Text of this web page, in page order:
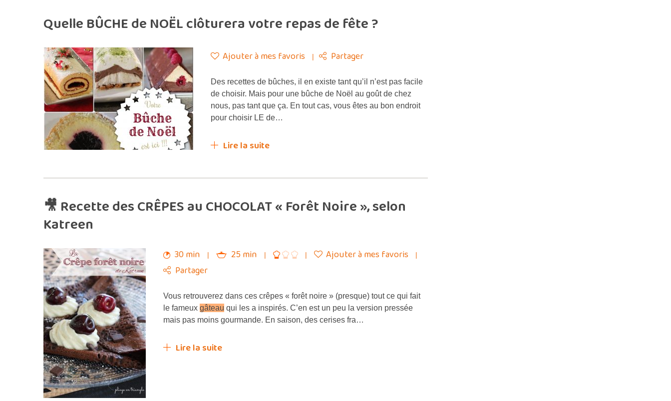
Quelle BÛCHE de NOËL clôturera votre repas de fête ?
Ajouter à mes favoris Partager
Des recettes de bûches, il en existe tant qu’il n’est pas facile
de choisir. Mais pour une bûche de Noël au goût de chez
nous, pas tant que ça. En tout cas, vous êtes au bon endroit
pour choisir LE de…
Lire la suite
🎥 Recette des CRÊPES au CHOCOLAT « Forêt Noire », selon
Katreen
30 min 25 min
Ajouter à mes favoris
Partager
Vous retrouverez dans ces crêpes « forêt noire » (presque) tout ce qui fait
le fameux gâteau qui les a inspirés. C’en est un peu la version pressée
mais pas moins gourmande. En saison, des cerises fra…
Lire la suite